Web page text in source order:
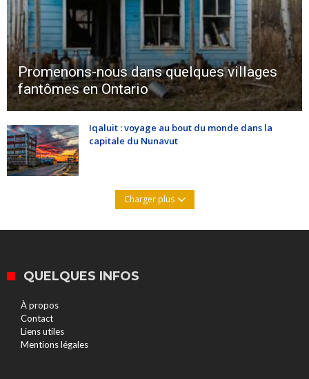
Promenons-nous dans quelques villages
fantômes en Ontario
Iqaluit : voyage au bout du monde dans la
capitale du Nunavut
Charger plus
QUELQUES INFOS
À propos
Contact
Liens utiles
Mentions légales